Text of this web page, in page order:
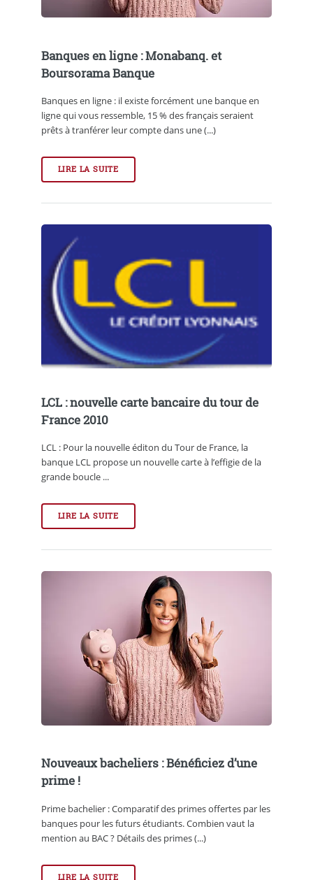
Banques en ligne : Monabanq. et
Boursorama Banque
Banques en ligne : il existe forcément une banque en
ligne qui vous ressemble, 15 % des français seraient
prêts à tranférer leur compte dans une (...)
LIRE LA SUITE
LCL : nouvelle carte bancaire du tour de
France 2010
LCL : Pour la nouvelle éditon du Tour de France, la
banque LCL propose un nouvelle carte à l’effigie de la
grande boucle ...
LIRE LA SUITE
Nouveaux bacheliers : Bénéficiez d’une
prime !
Prime bachelier : Comparatif des primes offertes par les
banques pour les futurs étudiants. Combien vaut la
mention au BAC ? Détails des primes (...)
LIRE LA SUITE